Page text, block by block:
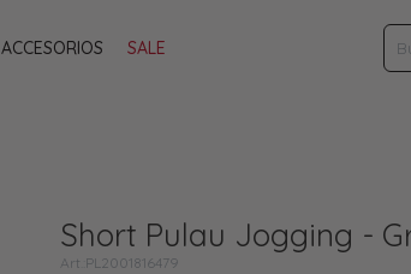
ACCESORIOS SALE
Short Pulau Jogging -
PL2001816479